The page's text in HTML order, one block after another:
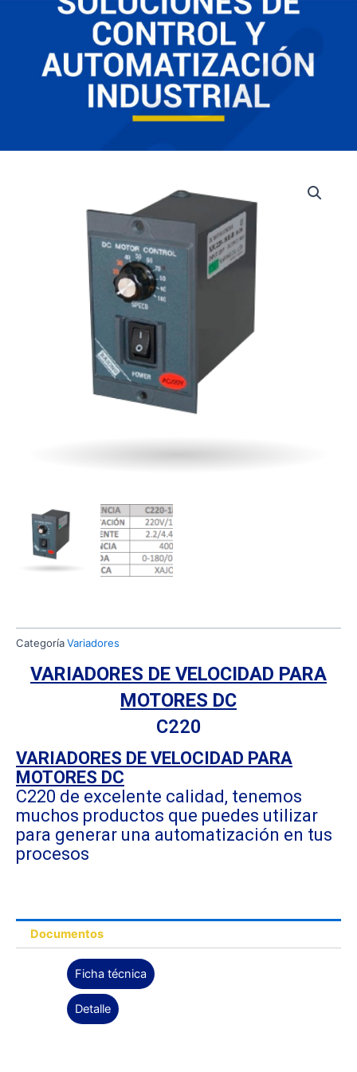
CategoríaVariadores
VARIADORES DE VELOCIDAD PARA
MOTORES DC
C220
VARIADORES DE VELOCIDAD PARA
MOTORES DC
C220 de excelente calidad, tenemos
muchos productos que puedes utilizar
para generar una automatización en tus
procesos
Documentos
Ficha técnica
Detalle